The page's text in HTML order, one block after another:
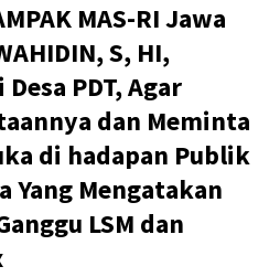
MAS-RI Jawa
S, HI,
PDT, Agar
dan Meminta
di hadapan Publik
Yang Mengatakan
LSM dan